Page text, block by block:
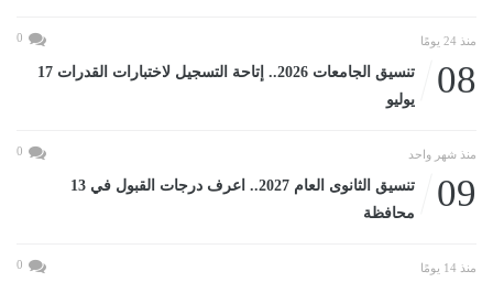
منذ 24 يومًا 0
08
تنسيق الجامعات 2026.. إتاحة التسجيل لاختبارات القدرات 17
يوليو
منذ شهر واحد 0
09
تنسيق الثانوى العام 2027.. اعرف درجات القبول في 13
محافظة
منذ 14 يومًا 0